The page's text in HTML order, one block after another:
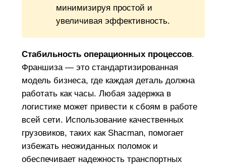
минимизируя простой и
увеличивая эффективность.
Стабильность операционных процессов.
Франшиза — это стандартизированная
модель бизнеса, где каждая деталь должна
работать как часы. Любая задержка в
логистике может привести к сбоям в работе
всей сети. Использование качественных
грузовиков, таких как Shacman, помогает
избежать неожиданных поломок и
обеспечивает надежность транспортных